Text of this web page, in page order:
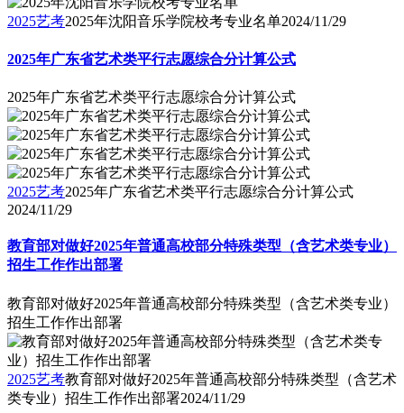
2025艺考2025年沈阳音乐学院校考专业名单2024/11/29
2025年广东省艺术类平行志愿综合分计算公式
2025年广东省艺术类平行志愿综合分计算公式
2025艺考2025年广东省艺术类平行志愿综合分计算公式
2024/11/29
教育部对做好2025年普通高校部分特殊类型（含艺术类专业）
招生工作作出部署
教育部对做好2025年普通高校部分特殊类型（含艺术类专业）
招生工作作出部署
2025艺考教育部对做好2025年普通高校部分特殊类型（含艺术
类专业）招生工作作出部署2024/11/29